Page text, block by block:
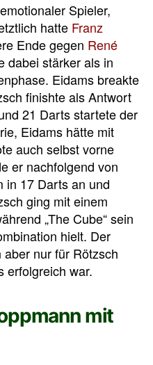
Spieler,
hatte Franz
Ende gegen René
dabei stärker als in
Eidams breakte
finishte als Antwort
21 Darts startete der
Eidams hätte mit
auch selbst vorne
er nachfolgend von
in 17 Darts an und
ging mit einem
„The Cube“ sein
hielt. Der
nur für Rötzsch
erfolgreich war.
mit